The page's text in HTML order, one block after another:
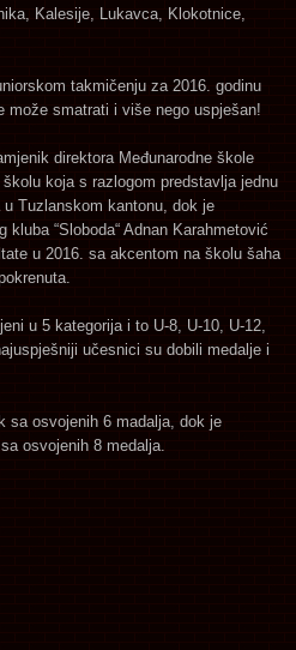
Kalesije, Lukavca, Klokotnice,
takmičenju za 2016. godinu
može smatrati i više nego uspješan!
direktora Međunarodne škole
koja s razlogom predstavlja jednu
Tuzlanskom kantonu, dok je
“Sloboda“ Adnan Karahmetović
u 2016. sa akcentom na školu šaha
u 5 kategorija i to U-8, U-10, U-12,
učesnici su dobili medalje i
sa osvojenih 6 madalja, dok je
osvojenih 8 medalja.